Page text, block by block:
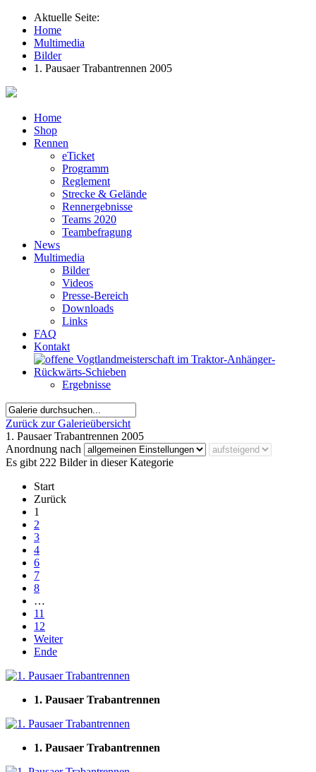
Aktuelle Seite:
Home
Multimedia
Bilder
1. Pausaer Trabantrennen 2005
Home
Shop
Rennen
eTicket
Programm
Reglement
Strecke & Gelände
Rennergebnisse
Teams 2020
Teambefragung
News
Multimedia
Bilder
Videos
Presse-Bereich
Downloads
Links
FAQ
Kontakt
Ergebnisse
Zurück zur Galerieübersicht
1. Pausaer Trabantrennen 2005
Anordnung nach
Es gibt 222 Bilder in dieser Kategorie
Start
Zurück
1
2
3
4
6
7
8
…
11
12
Weiter
Ende
1. Pausaer Trabantrennen
1. Pausaer Trabantrennen